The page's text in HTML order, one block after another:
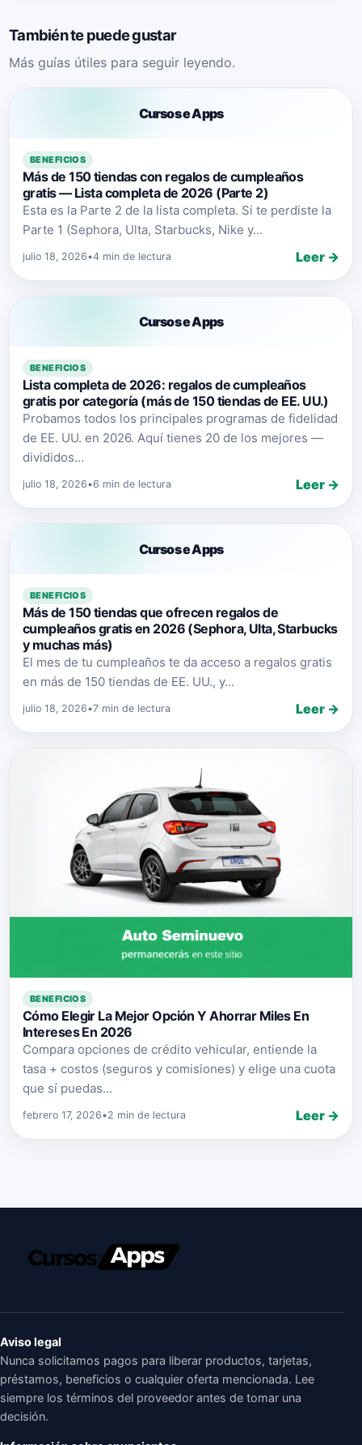
También te puede gustar
Más guías útiles para seguir leyendo.
Cursos e Apps
BENEFICIOS
Más de 150 tiendas con regalos de cumpleaños
gratis — Lista completa de 2026 (Parte 2)
Esta es la Parte 2 de la lista completa. Si te perdiste la
Parte 1 (Sephora, Ulta, Starbucks, Nike y...
julio 18, 2026•4 min de lectura Leer →
Cursos e Apps
BENEFICIOS
Lista completa de 2026: regalos de cumpleaños
gratis por categoría (más de 150 tiendas de EE. UU.)
Probamos todos los principales programas de fidelidad
de EE. UU. en 2026. Aquí tienes 20 de los mejores —
divididos...
julio 18, 2026•6 min de lectura Leer →
Cursos e Apps
BENEFICIOS
Más de 150 tiendas que ofrecen regalos de
cumpleaños gratis en 2026 (Sephora, Ulta, Starbucks
y muchas más)
El mes de tu cumpleaños te da acceso a regalos gratis
en más de 150 tiendas de EE. UU., y...
julio 18, 2026•7 min de lectura Leer →
BENEFICIOS
Cómo Elegir La Mejor Opción Y Ahorrar Miles En
Intereses En 2026
Compara opciones de crédito vehicular, entiende la
tasa + costos (seguros y comisiones) y elige una cuota
que sí puedas...
febrero 17, 2026•2 min de lectura Leer →
Aviso legal
Nunca solicitamos pagos para liberar productos, tarjetas,
préstamos, beneficios o cualquier oferta mencionada. Lee
siempre los términos del proveedor antes de tomar una
decisión.